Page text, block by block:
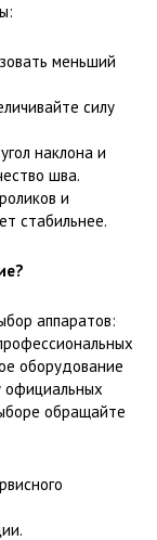
меньший
силу
наклона и
шва.
и
стабильнее.
аппаратов:
оборудование
официальных
обращайте